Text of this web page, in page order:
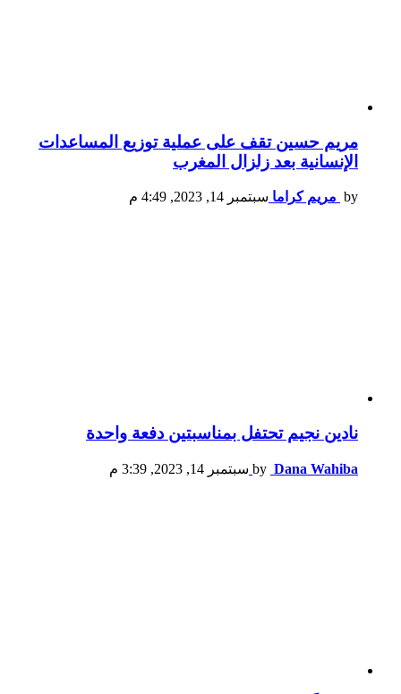
مريم حسين تقف على عملية توزيع المساعدات
الإنسانية بعد زلزال المغرب
by مريم كراما سبتمبر 14, 2023, 4:49 م
نادين نجيم تحتفل بمناسبتين دفعة واحدة
by Dana Wahiba سبتمبر 14, 2023, 3:39 م